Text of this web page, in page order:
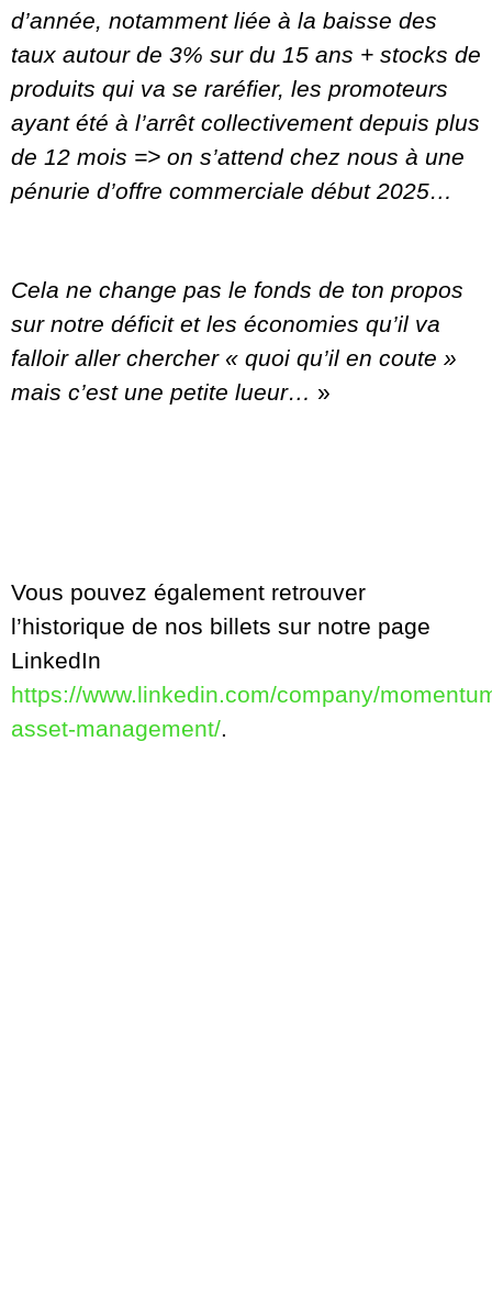
d’année, notamment liée à la baisse des
taux autour de 3% sur du 15 ans + stocks de
produits qui va se raréfier, les promoteurs
ayant été à l’arrêt collectivement depuis plus
de 12 mois => on s’attend chez nous à une
pénurie d’offre commerciale début 2025…
Cela ne change pas le fonds de ton propos
sur notre déficit et les économies qu’il va
falloir aller chercher « quoi qu’il en coute »
mais c’est une petite lueur… »
Vous pouvez également retrouver
l’historique de nos billets sur notre page
LinkedIn
https://www.linkedin.com/company/
asset-management/.